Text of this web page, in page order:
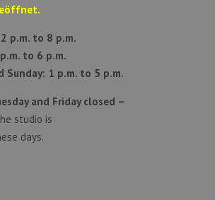
p.m. to 8 p.m.
to 6 p.m.
Sunday: 1 p.m. to 5 p.m.
and Friday closed –
studio is
days.